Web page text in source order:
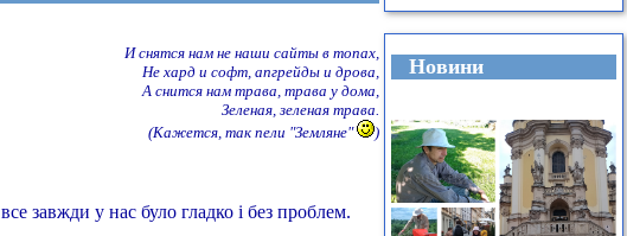
И снятся нам не наши сайты в топах,
Не хард и софт, апгрейды и дрова,
А снится нам трава, трава у дома,
Зеленая, зеленая трава.
(Кажется, так пели "Земляне"
)
завжди у нас було гладко і без проблем.
Новини